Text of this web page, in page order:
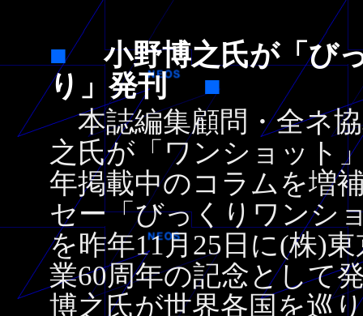
■小野博之氏が「びっ
り」発刊■
本誌編集顧問・全ネ協
之氏が「ワンショット
年掲載中のコラムを増
セー「びっくりワンシ
を昨年11月25日に(株)
業60周年の記念として
博之氏が世界各国を巡